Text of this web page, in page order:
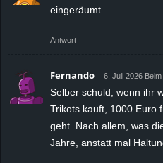
eingeräumt.
Antwort
Fernando 6. Juli 2026
Selber schuld, wenn ihr
Trikots kauft, 1000 Euro
geht. Nach allem, was
Jahre, anstatt mal